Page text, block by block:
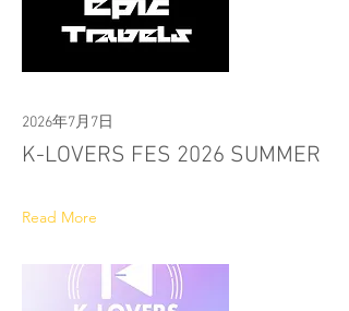
2026年7月7日
K-LOVERS FES 2026 SUMMER
Read More